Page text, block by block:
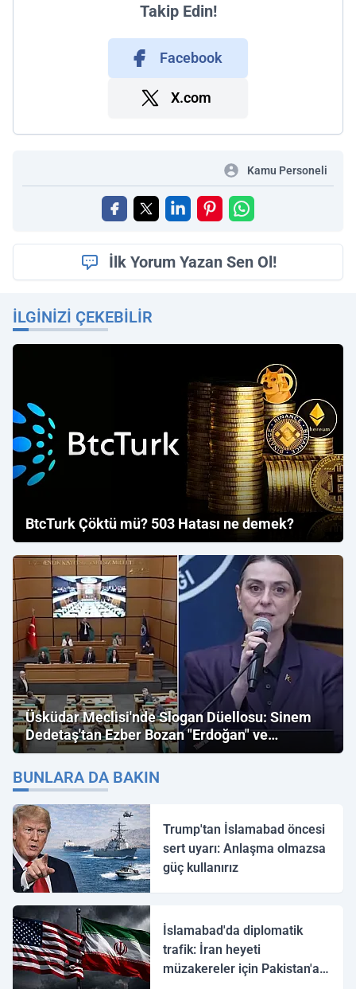
Takip Edin!
Facebook
X.com
Kamu Personeli
İlk Yorum Yazan Sen Ol!
İLGINIZI ÇEKEBILIR
BtcTurk Çöktü mü? 503 Hatası ne demek?
Üsküdar Meclisi'nde Slogan Düellosu: Sinem
Dedetaş'tan Ezber Bozan "Erdoğan" ve
"İmamoğlu" Çıkışı!
BUNLARA DA BAKIN
Trump'tan İslamabad öncesi
sert uyarı: Anlaşma olmazsa
güç kullanırız
İslamabad'da diplomatik
trafik: İran heyeti
müzakereler için Pakistan'a